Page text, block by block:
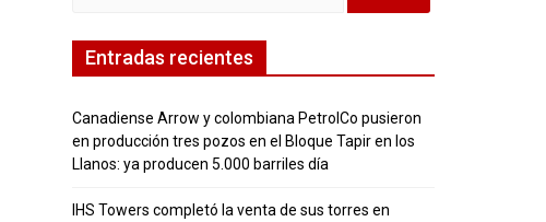
Entradas recientes
Canadiense Arrow y colombiana PetrolCo pusieron
en producción tres pozos en el Bloque Tapir en los
Llanos: ya producen 5.000 barriles día
IHS Towers completó la venta de sus torres en